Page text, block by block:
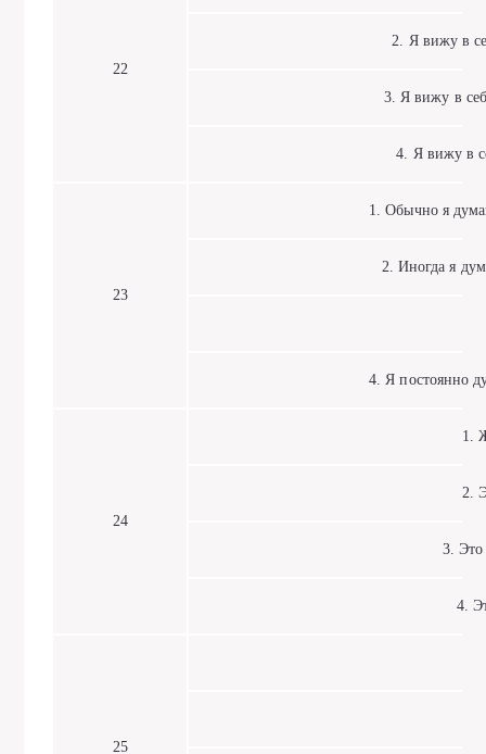
22
2. Я вижу в
3. Я вижу в
4. Я вижу в
23
1. Обычно я
2. Иногда я
4. Я постоянно
24
1.
2.
3. Это
4.
25